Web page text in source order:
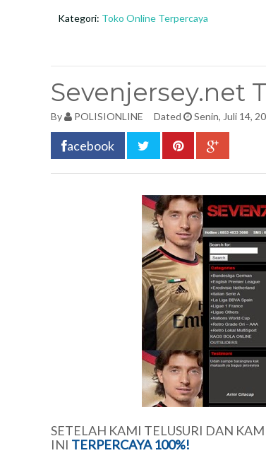
Kategori: Toko Online Terpercaya
Sevenjersey.net
By POLISIONLINE Dated Senin, Juli 14,
acebook
SETELAH KAMI TELUSURI DAN
INI TERPERCAYA 100%!